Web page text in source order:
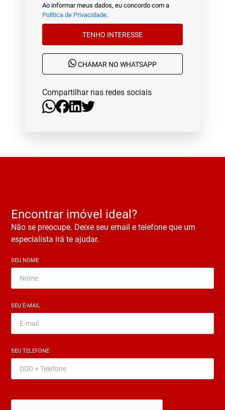
Ao informar meus dados, eu concordo com a
Política de Privacidade.
TENHO INTERESSE
CHAMAR NO WHATSAPP
Compartilhar nas redes sociais
Encontrar imóvel ideal?
Não se preocupe. Deixe seu email e telefone que um
especialista irá te ajudar.
SEU NOME
SEU E-MAIL
SEU TELEFONE